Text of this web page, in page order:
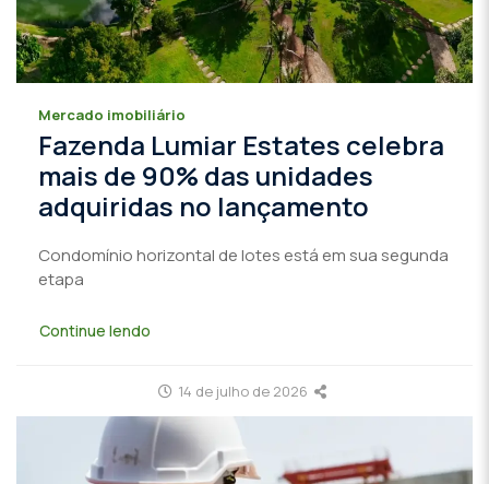
Mercado imobiliário
Fazenda Lumiar Estates celebra
mais de 90% das unidades
adquiridas no lançamento
Condomínio horizontal de lotes está em sua segunda
etapa
Continue lendo
14 de julho de 2026